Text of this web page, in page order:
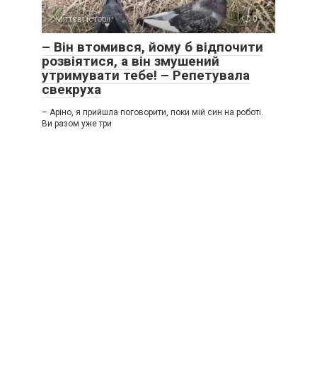
Життєві історії 0
– Він втомився, йому б відпочити
розвіятися, а він змушений
утримувати тебе! – Репетувала
свекруха
– Аріно, я прийшла поговорити, поки мій син на роботі.
Ви разом уже три